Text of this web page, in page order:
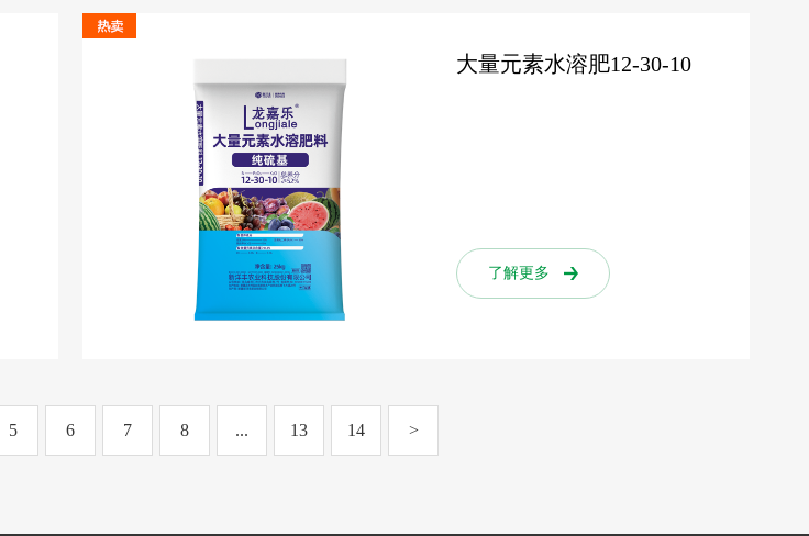
大量元素水溶肥12-30-10
了解更多 了解更多
5 6 7 8 ... 13 14 >